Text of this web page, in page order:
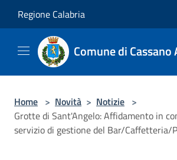
Regione Calabria
Comune di
Home > Novità > Notizie >
Grotte di Sant'Angelo: Affidamento in
servizio di gestione del Bar/Caffetteria/